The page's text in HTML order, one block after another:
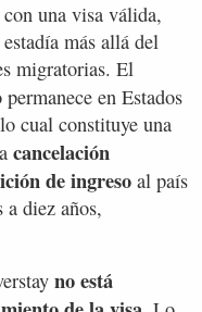
una visa válida,
más allá del
migratorias. El
en Estados
cual constituye una
cancelación
de ingreso al país
diez años,
no está